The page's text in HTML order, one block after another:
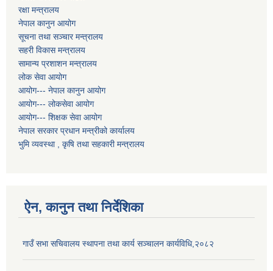
रक्षा मन्त्रालय
नेपाल कानुन आयोग
सूचना तथा सञ्चार मन्त्रालय
सहरी विकास मन्त्रालय
सामान्य प्रशाशन मन्त्रालय
लोक सेवा आयोग
आयोग--- नेपाल कानुन आयोग
आयोग--- लोकसेवा आयोग
आयोग--- शिक्षक सेवा आयोग
नेपाल सरकार प्रधान मन्त्रीको कार्यालय
भुमि व्यवस्था , कृषि तथा सहकारी मन्त्रालय
ऐन, कानुन तथा निर्देशिका
गाउँ सभा सचिवालय स्थापना तथा कार्य सञ्चालन कार्यविधि,२०८२